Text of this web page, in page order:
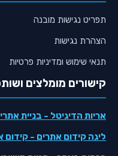
תפריט נגישות מובנה
הצהרת נגישות
תנאי שימוש ומדיניות פרטיות
קישורים מומלצים
אריות הדיגיטל - בניית
ליגה קידום אתרים - קידום